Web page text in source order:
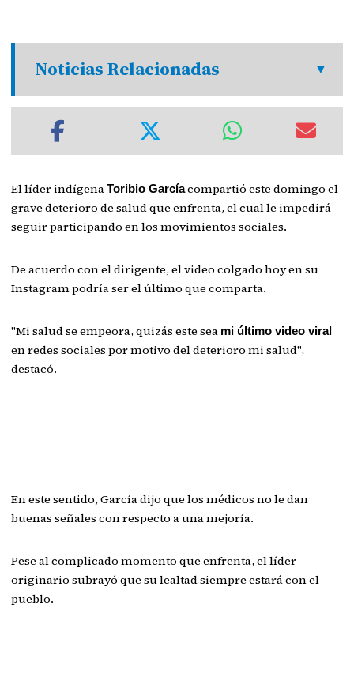
Noticias Relacionadas
El líder indígenaToribio Garcíacompartió este domingo el
grave deterioro de salud que enfrenta, el cual le impedirá
seguir participando en los movimientos sociales.
De acuerdo con el dirigente, el video colgado hoy en su
Instagram podría ser el último que comparta.
"Mi salud se empeora, quizás este sea mi último video viral
en redes sociales por motivo del deterioro mi salud",
destacó.
En este sentido, García dijo que los médicos no le dan
buenas señales con respecto a una mejoría.
Pese al complicado momento que enfrenta, el líder
originario subrayó que su lealtad siempre estará con el
pueblo.